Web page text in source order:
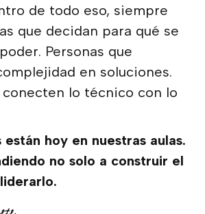
de todo eso, siempre
que decidan para qué se
Personas que
en soluciones.
conecten lo técnico con lo
están hoy en nuestras aulas.
no solo a construir el